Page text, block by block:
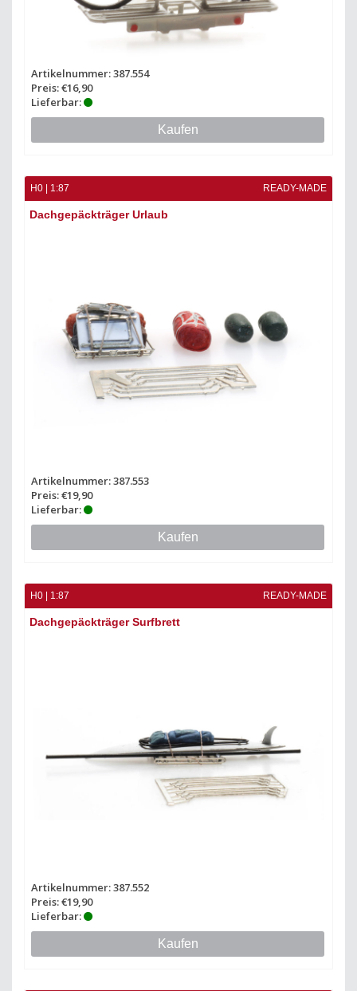
Artikelnummer: 387.554
Preis: €16,90
Lieferbar:
Kaufen
H0 | 1:87 READY-MADE
Dachgepäckträger Urlaub
Artikelnummer: 387.553
Preis: €19,90
Lieferbar:
Kaufen
H0 | 1:87 READY-MADE
Dachgepäckträger Surfbrett
Artikelnummer: 387.552
Preis: €19,90
Lieferbar:
Kaufen